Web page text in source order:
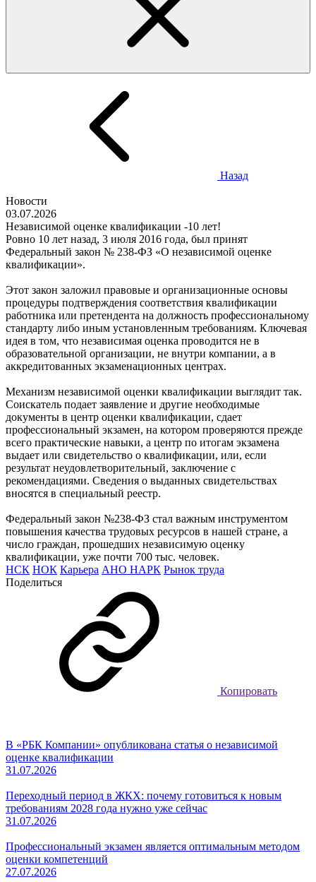
Назад
Новости
03.07.2026
Независимой оценке квалификации -10 лет!
Ровно 10 лет назад, 3 июля 2016 года, был принят
Федеральный закон № 238-ФЗ «О независимой оценке
квалификации».
Этот закон заложил правовые и организационные основы
процедуры подтверждения соответствия квалификации
работника или претендента на должность профессиональному
стандарту либо иным установленным требованиям. Ключевая
идея в том, что независимая оценка проводится не в
образовательной организации, не внутри компании, а в
аккредитованных экзаменационных центрах.
Механизм независимой оценки квалификации выглядит так.
Соискатель подает заявление и другие необходимые
документы в центр оценки квалификации, сдает
профессиональный экзамен, на котором проверяются прежде
всего практические навыки, а центр по итогам экзамена
выдает или свидетельство о квалификации, или, если
результат неудовлетворительный, заключение с
рекомендациями. Сведения о выданных свидетельствах
вносятся в специальный реестр.
Федеральный закон №238-ФЗ стал важным инструментом
повышения качества трудовых ресурсов в нашей стране, а
число граждан, прошедших независимую оценку
квалификации, уже почти 700 тыс. человек.
НСК НОК Карьера АНО НАРК Рынок труда
Поделиться
Копировать
В «РБК Компании» опубликована статья о независимой
оценке квалификации
31.07.2026
Переходный период в ЖКХ: почему готовиться к новым
требованиям 2028 года нужно уже сейчас
31.07.2026
Профессиональный экзамен является оптимальным методом
оценки компетенций
27.07.2026